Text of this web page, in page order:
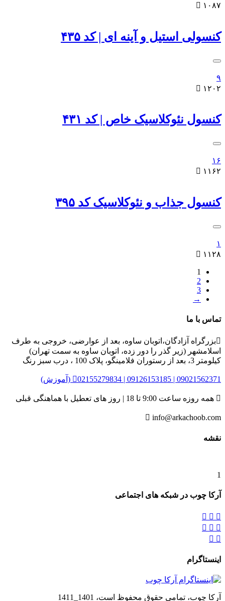
 ۱۰۸۷
کنسولی استیل و آینه ای | کد ۴۳۵
۹
 ۱۲۰۲
کنسول نئوکلاسیک خاص | کد ۴۳۱
۱۶
 ۱۱۶۲
کنسول جذاب و نئوکلاسیک کد ۳۹۵
۱
 ۱۱۲۸
1
2
3
→
تماس با ما
بزرگراه آزادگان،اتوبان ساوه، بعد از عوارضی، خروجی به طرف
اسلامشهر (زیر گذر را دور زده، اتوبان ساوه به سمت تهران)
کیلومتر 3، بعد از رستوران فلامینگو، پلاک 100 ، درب سبز رنگ
02155279834 | 09126153185 | 09021562371 (آموزش)
 همه روزه ساعت 9:00 تا 18 | روز های تعطیل با هماهنگی قبلی
 info@arkachoob.com
نقشه
1
آرکا چوب در شبکه های اجتماعی
  
  
 
اینستاگرام
آرکا چوب، تمامی حقوق محفوظ است، 1401_1411